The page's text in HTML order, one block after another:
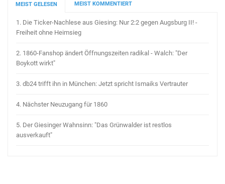
MEIST GELESEN MEIST KOMMENTIERT
1. Die Ticker-Nachlese aus Giesing: Nur 2:2 gegen Augsburg II! -
Freiheit ohne Heimsieg
2. 1860-Fanshop ändert Öffnungszeiten radikal - Walch: "Der
Boykott wirkt"
3. db24 trifft ihn in München: Jetzt spricht Ismaiks Vertrauter
4. Nächster Neuzugang für 1860
5. Der Giesinger Wahnsinn: "Das Grünwalder ist restlos
ausverkauft"